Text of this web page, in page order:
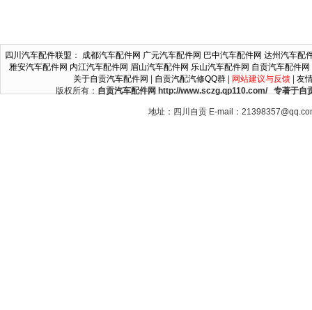
四川汽车配件联盟 ： 成都汽车配件网 广元汽车配件网 巴中汽车配件网 达州汽车配
雅安汽车配件网 内江汽车配件网 眉山汽车配件网 乐山汽车配件网 自贡汽车配件网
关于自贡汽车配件网
自贡汽配汽修QQ群| 网站建议与反馈| 友
版权所有： 自贡汽车配件网 http://www.sczg.qp110.com/ 专著于自
地址：四川自贡 E-mail：